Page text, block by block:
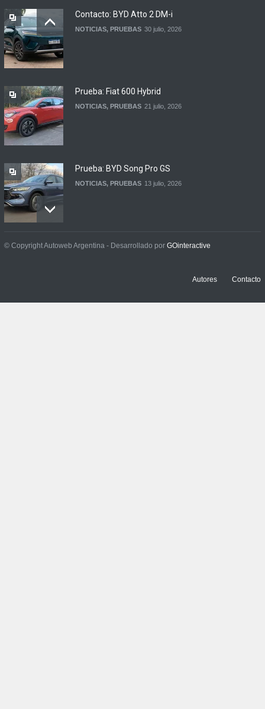
Contacto: BYD Atto 2 DM-i
NOTICIAS, PRUEBAS 30 julio, 2026
Prueba: Fiat 600 Hybrid
NOTICIAS, PRUEBAS 21 julio, 2026
Prueba: BYD Song Pro GS
NOTICIAS, PRUEBAS 13 julio, 2026
Contacto: Jeep Wrangler
© Copyright Autoweb Argentina - Desarrollado por GOinteractive
Autores Contacto